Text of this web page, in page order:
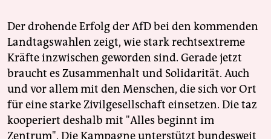
Der drohende Erfolg der AfD bei den kommenden
Landtagswahlen zeigt, wie stark rechtsextreme
Kräfte inzwischen geworden sind. Gerade jetzt
braucht es Zusammenhalt und Solidarität. Auch
und vor allem mit den Menschen, die sich vor Ort
für eine starke Zivilgesellschaft einsetzen. Die taz
kooperiert deshalb mit "Alles beginnt im
Zentrum". Die Kampagne unterstützt bundesweit